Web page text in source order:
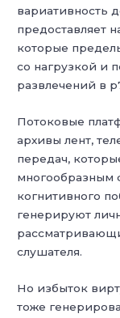
вариативность
предоставляет
которые
со нагрузкой и
развлечений в
Потоковые
архивы лент,
передач,
многообразным
когнитивного
генерируют
слушателя.
Но избыток
тоже